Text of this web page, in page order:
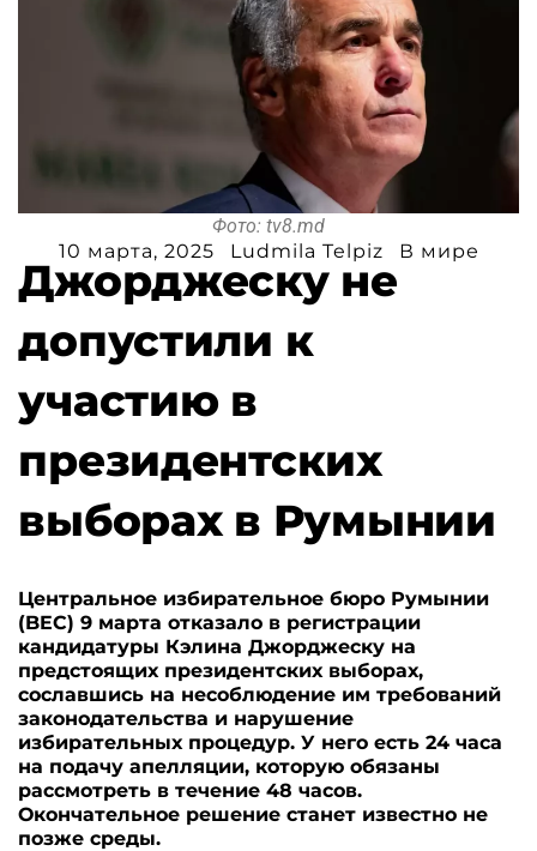
Фото: tv8.md
10 марта, 2025
Ludmila Telpiz В мире
Джорджеску не
допустили к
участию в
президентских
выборах в Румынии
Центральное избирательное бюро Румынии
(BEC) 9 марта отказало в регистрации
кандидатуры Кэлина Джорджеску на
предстоящих президентских выборах,
сославшись на несоблюдение им требований
законодательства и нарушение
избирательных процедур. У него есть 24 часа
на подачу апелляции, которую обязаны
рассмотреть в течение 48 часов.
Окончательное решение станет известно не
позже среды.